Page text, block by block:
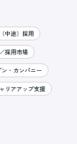
中途）採用
採用市場
・カンパニー
リアアップ支援